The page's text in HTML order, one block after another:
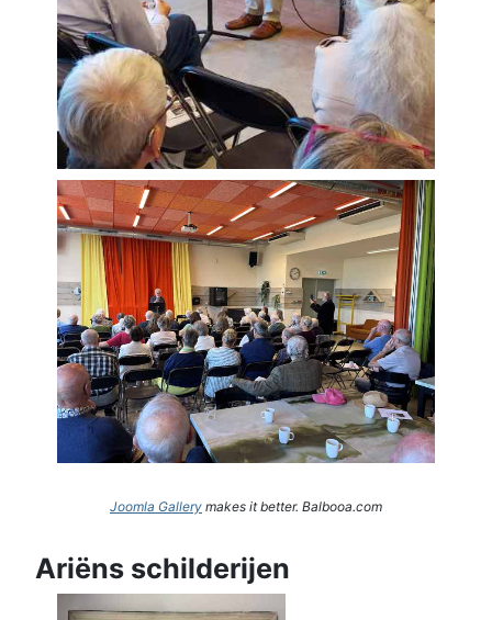
Joomla Gallery makes it better. Balbooa.com
Ariëns schilderijen